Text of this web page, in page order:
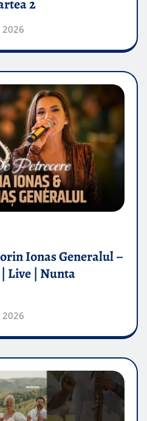
2
2026
Ionas Generalul –
Live | Nunta
2026